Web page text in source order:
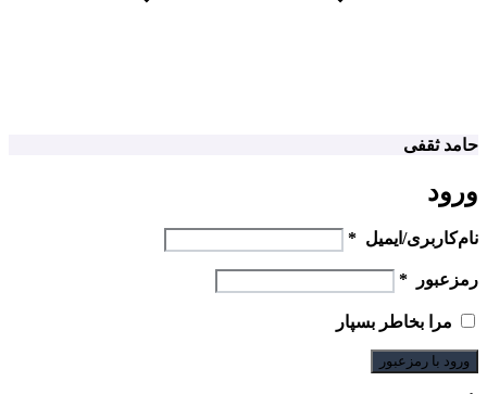
حامد ثقفی
ورود
نام‌کاربری/ایمیل *
رمزعبور *
مرا بخاطر بسپار